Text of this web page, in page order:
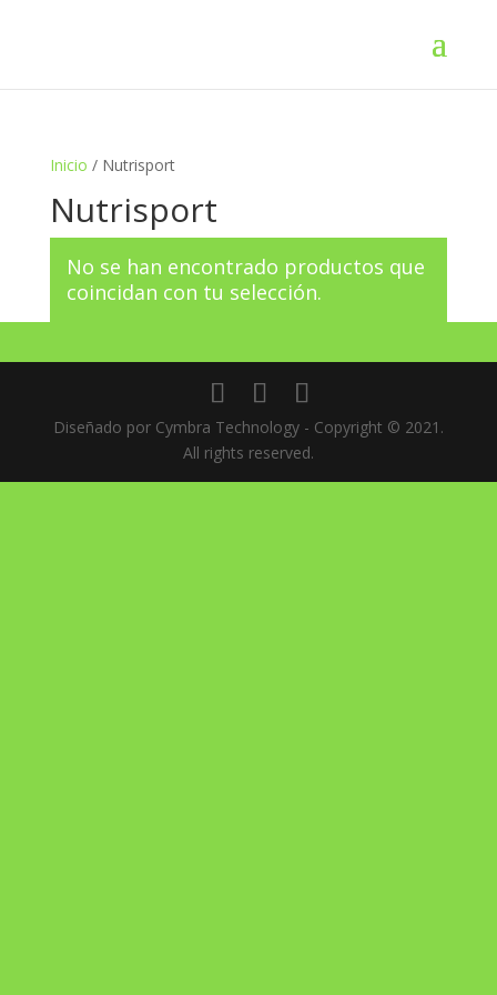
Inicio / Nutrisport
Nutrisport
No se han encontrado productos que
coincidan con tu selección.
Diseñado por Cymbra Technology - Copyright © 2021.
All rights reserved.